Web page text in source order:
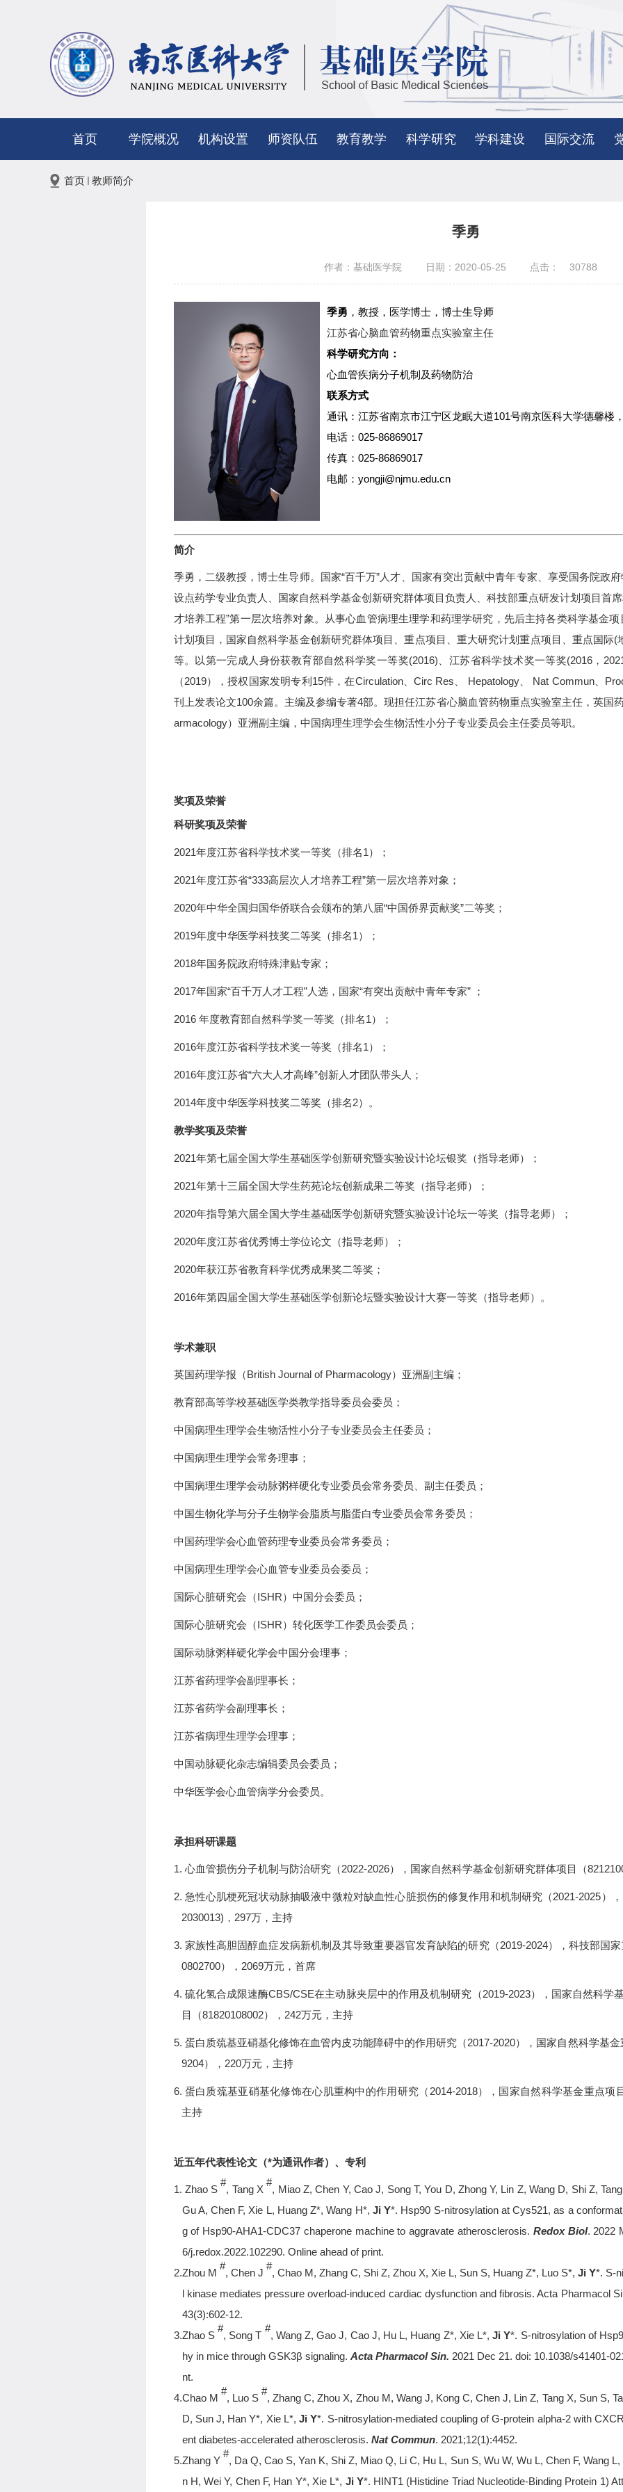
首页 学院概况 机构设置 师资队伍 教育教学 科学研究 学科建设 国际交流
首页 教师简介
季勇
作者：基础医学院 日期：2020-05-25 点击： 30788
季勇 ，教授，医学博士，博士生导师
江苏省心脑血管药物重点实验室主任
科学研究方向：
心血管疾病分子机制及药物防治
联系方式
通讯：江苏省南京市江宁区龙眠大道101号南京医科大学德馨楼
电话： 025-86869017
传真： 025-86869017
电邮： yongji@njmu.edu.cn
简介
季勇，二级教授，博士生导师。国家“百千万”人才、国家有突出贡献中青年专家、享受国务院政
设点药学专业负责人、国家自然科学基金创新研究群体项目负责人、科技部重点研发计划项目首
才培养工程”第一层次培养对象。
从事心血管病理生理学和药理学研究，先后主持各类科学基金项
计划项目，国家自然科学基金创新研究群体项目、重点项目、重大研究计划重点项目、重点国际(
等。以第一完成人身份获教育部自然科学奖一等奖(2016) 、江苏省科学技术奖一等奖(2016 ，
（2019），授权国家发明专利 15件，在Circulation、Circ Res Hepatology、 Nat Commun、
刊上发表论文100余篇。主编及参编专著4部。现担任江苏省心脑血管药物重点实验室主任，英国
armacology）亚洲副主编，中国病理生理学会生物活性小分子专业委员会主任委员等职。
奖项及荣誉
科研奖项及荣誉
2021年度江苏省科学技术奖一等奖（排名1）；
2021年度江苏省“333高层次人才培养工程”第一层次培养对象 ；
2020年中华全国归国华侨联合会颁布的第八届“中国侨界贡献奖”二等奖；
2019年度中华医学科技奖二等奖（排名1）；
2018年国务院政府特殊津贴专家 ；
2017年国家“百千万人才工程”人选， 国家“有突出贡献中青年专家” ；
2016 年度教育部自然科学奖一等奖 （排名1）；
2016年度江苏省科学技术奖一等奖（排名1）；
2016年度江苏省“六大人才高峰”创新人才团队带头人；
2014年度中华医学科技奖二等奖（排名2） 。
教学奖项及荣誉
2021年第七届全国大学生基础医学创新研究暨实验设计论坛银奖（指导老师）；
2021年第十三届全国大学生药苑论坛创新成果二等奖（指导老师）；
2020年指导第六届全国大学生基础医学创新研究暨实验设计论坛一等奖 （指导老师） ；
2020年度江苏省优秀博士学位论文 （指导老师）；
2020年获江苏省教育科学优秀成果奖二等奖 ；
2016年第四届全国大学生基础医学创新论坛暨实验设计大赛一等奖（指导老师） 。
学术兼职
英国药理学报（British Journal of Pharmacology）亚洲副主编 ；
教育部高等学校基础医学类教学指导委员会委员 ；
中国病理生理学会生物活性小分子专业委员会主任委员 ；
中国病理生理学会常务理事；
中国病理生理学会动脉粥样硬化专业委员会常务委员、副主任委员 ；
中国生物化学与分子生物学会脂质与脂蛋白专业委员会常务委员 ；
中国药理学会心血管药理专业委员会常务委员 ；
中国病理生理学会心血管专业委员会委员 ；
国际心脏研究会（ISHR）中国分会委员 ；
国际心脏研究会（ISHR）转化医学工作委员会委员 ；
国际动脉粥样硬化学会中国分会理事；
江苏省药理学会副理事长 ；
江苏省药学会副理事长 ；
江苏省病理生理学会理事；
中国动脉硬化杂志编辑委员会委员 ；
中华医学会心血管病学分会委员。
承担科研课题
1. 心血管损伤分子机制与防治研究（2022-2026），国家自然科学基金创新研究群体项目（
2. 急性心肌梗死冠状动脉抽吸液中微粒对缺血性心脏损伤的修复作用和机制研究 （2021-2025） ，
2030013) ， 297万， 主持
3. 家族性高胆固醇血症发病新机制及其导致重要器官发育缺陷的研究（2019-2024） ，科技部国家
0802700） ， 2069万元， 首席
4. 硫化氢合成限速酶CBS/CSE在主动脉夹层中的作用及机制研究（2019-2023） ， 国家自然科学
目
（81820108002） ， 242万元， 主持
5. 蛋白质巯基亚硝基化修饰在血管内皮功能障碍中的作用研究（2017-2020） ， 国家自然科学基
9204） ， 220万元，主持
6. 蛋白质巯基亚硝基化修饰在心肌重构中的作用研究（ 2014-2018） ， 国家自然科学基金重点项
主持
近五年代表性论文（*为通讯作者）、专利
1. Zhao S
#
, Tang X
#
, Miao Z, Chen Y, Cao J, Song T, You D, Zhong Y, Lin Z, Wang D, Shi Z,
Gu A, Chen F, Xie L, Huang Z*, Wang H*, Ji Y*. Hsp90 S-nitrosylation at Cys521, as a
g of Hsp90-AHA1-CDC37 chaperone machine to aggravate atherosclerosis. Redox Biol. 2022
6/j.redox.2022.102290. Online ahead of print.
2.Zhou M
#
, Chen J
#
, Chao M, Zhang C, Shi Z, Zhou X, Xie L, Sun S, Huang Z*, Luo S*, Ji Y*. S-
l kinase mediates pressure overload-induced cardiac dysfunction and fibrosis. Acta Pharmacol
43(3):602-12.
3.Zhao S
#
, Song T
#
, Wang Z, Gao J, Cao J, Hu L, Huang Z*, Xie L*,Ji Y*. S-nitrosylation of
hy in mice through GSK3β signaling. Acta Pharmacol Sin. 2021 Dec 21. doi: 10.1038/s41401-
nt.
4.Chao M
#
, Luo S
#
, Zhang C, Zhou X, Zhou M, Wang J, Kong C, Chen J, Lin Z, Tang X, Sun S,
D, Sun J, Han Y*, Xie L*,Ji Y*. S-nitrosylation-mediated coupling of G-protein alpha-2 with
ent diabetes-accelerated atherosclerosis. Nat Commun. 2021;12(1):4452.
5.Zhang Y
#
, Da Q, Cao S, Yan K, Shi Z, Miao Q, Li C, Hu L, Sun S, Wu W, Wu L, Chen F, Wang
n H, Wei Y, Chen F, Han Y*, Xie L*, Ji Y*. HINT1 (Histidine Triad Nucleotide-Binding Protein 1)